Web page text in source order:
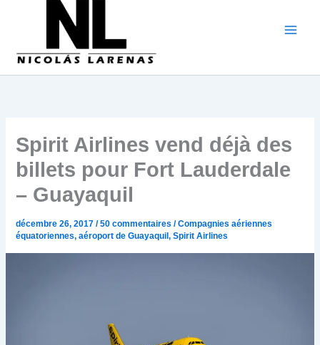
Spirit Airlines vend déjà des
billets pour Fort Lauderdale
– Guayaquil
décembre 26, 2017/50 commentaires /Compagnies aériennes
équatoriennes,aéroport de Guayaquil,Spirit Airlines